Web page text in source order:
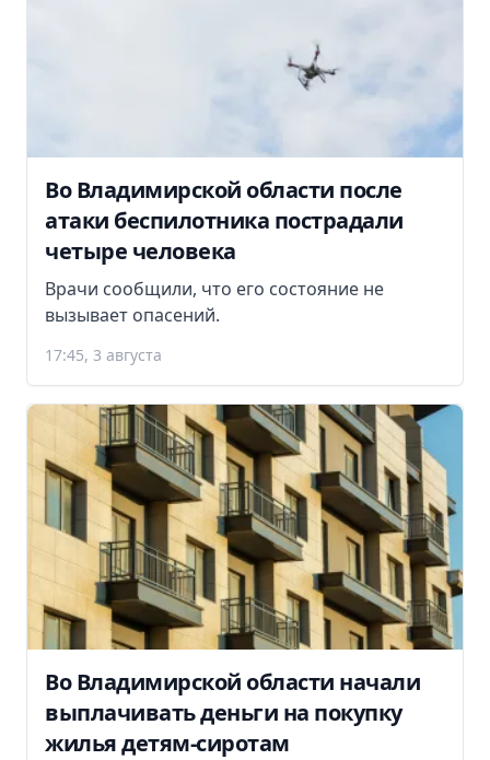
Во Владимирской области после
атаки беспилотника пострадали
четыре человека
Врачи сообщили, что его состояние не
вызывает опасений.
17:45, 3 августа
Во Владимирской области начали
выплачивать деньги на покупку
жилья детям-сиротам